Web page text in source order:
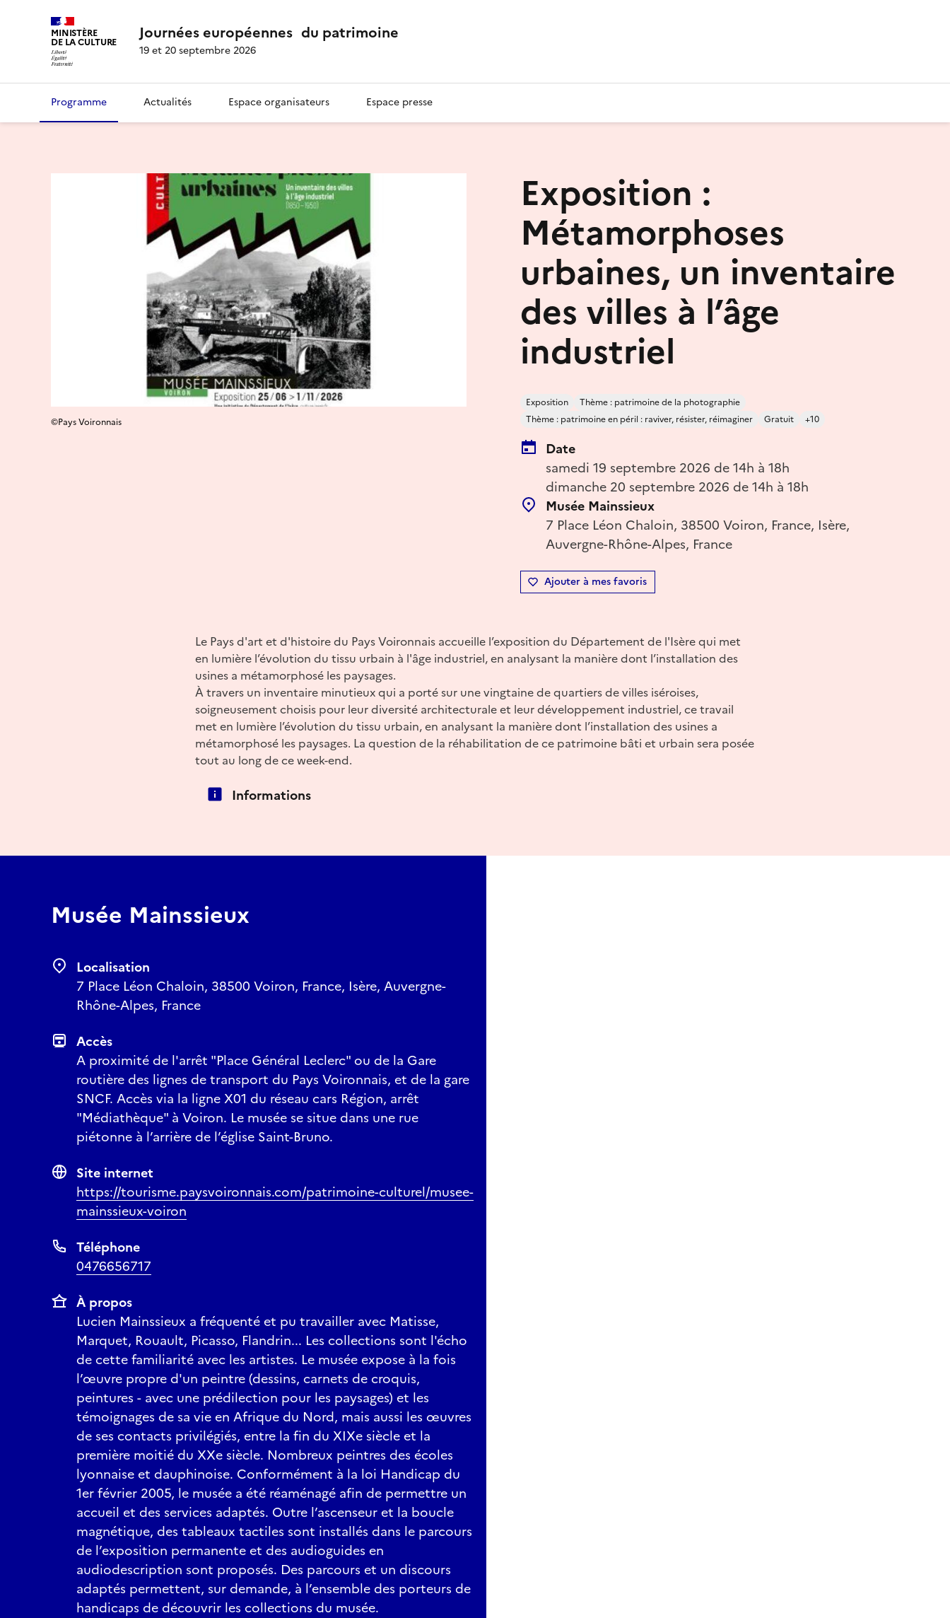
MINISTÈRE
DE LA CULTURE Journées européennes du patrimoine
19 et 20 septembre 2026
Programme Actualités Espace organisateurs Espace presse
Exposition :
Métamorphoses
urbaines, un inventaire
des villes à l’âge
industriel
Exposition
Thème : patrimoine de la photographie
Thème : patrimoine en péril : raviver, résister, réimaginer
Gratuit +10
Date
samedi 19 septembre 2026 de 14h à 18h
dimanche 20 septembre 2026 de 14h à 18h
Musée Mainssieux
7 Place Léon Chaloin, 38500 Voiron, France, Isère,
Auvergne-Rhône-Alpes, France
Ajouter à mes favoris
©Pays Voironnais
Le Pays d'art et d'histoire du Pays Voironnais accueille l’exposition du Département de l'Isère qui met
en lumière l’évolution du tissu urbain à l'âge industriel, en analysant la manière dont l’installation des
usines a métamorphosé les paysages.
À travers un inventaire minutieux qui a porté sur une vingtaine de quartiers de villes iséroises,
soigneusement choisis pour leur diversité architecturale et leur développement industriel, ce travail
met en lumière l’évolution du tissu urbain, en analysant la manière dont l’installation des usines a
métamorphosé les paysages. La question de la réhabilitation de ce patrimoine bâti et urbain sera posée
tout au long de ce week-end.
Informations
Musée Mainssieux
Localisation
7 Place Léon Chaloin, 38500 Voiron, France, Isère, Auvergne-
Rhône-Alpes, France
Accès
A proximité de l'arrêt "Place Général Leclerc" ou de la Gare
routière des lignes de transport du Pays Voironnais, et de la gare
SNCF. Accès via la ligne X01 du réseau cars Région, arrêt
"Médiathèque" à Voiron. Le musée se situe dans une rue
piétonne à l’arrière de l’église Saint-Bruno.
Site internet
https://tourisme.paysvoironnais.com/patrimoine-culturel/musee-
mainssieux-voiron
Téléphone
0476656717
À propos
Lucien Mainssieux a fréquenté et pu travailler avec Matisse,
Marquet, Rouault, Picasso, Flandrin... Les collections sont l'écho
de cette familiarité avec les artistes. Le musée expose à la fois
l’œuvre propre d'un peintre (dessins, carnets de croquis,
peintures - avec une prédilection pour les paysages) et les
témoignages de sa vie en Afrique du Nord, mais aussi les œuvres
de ses contacts privilégiés, entre la fin du XIXe siècle et la
première moitié du XXe siècle. Nombreux peintres des écoles
lyonnaise et dauphinoise. Conformément à la loi Handicap du
1er février 2005, le musée a été réaménagé afin de permettre un
accueil et des services adaptés. Outre l’ascenseur et la boucle
magnétique, des tableaux tactiles sont installés dans le parcours
de l’exposition permanente et des audioguides en
audiodescription sont proposés. Des parcours et un discours
adaptés permettent, sur demande, à l’ensemble des porteurs de
handicaps de découvrir les collections du musée.